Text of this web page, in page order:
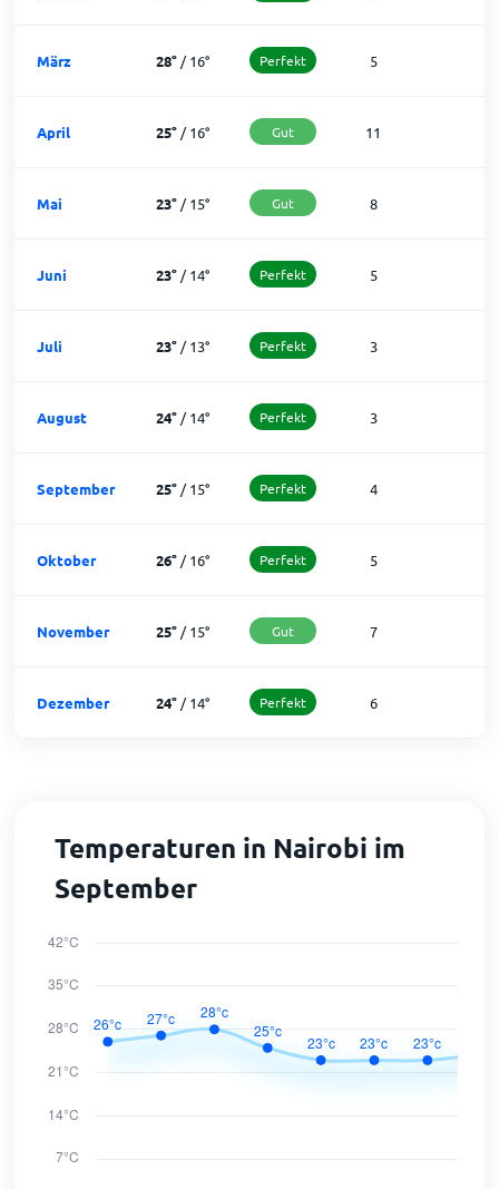
März 28°/16° Perfekt 5
April 25°/16° Gut 11
Mai 23°/15° Gut 8
Juni 23°/14° Perfekt 5
Juli 23°/13° Perfekt 3
August 24°/14° Perfekt 3
September 25°/15° Perfekt 4
Oktober 26°/16° Perfekt 5
November 25°/15° Gut 7
Dezember 24°/14° Perfekt 6
Temperaturen in Nairobi im
September